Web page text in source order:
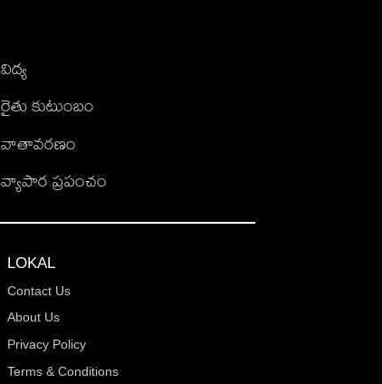
విద్య
రైతు కుటుంబం
వాతావరణం
వ్యాపార ప్రపంచం
LOKAL
Contact Us
About Us
Privacy Policy
Terms & Conditions